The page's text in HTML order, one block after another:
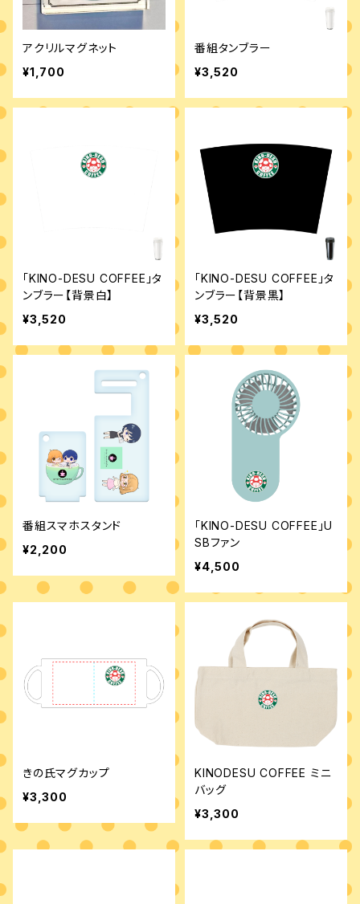
アクリルマグネット
¥1,700
番組タンブラー
¥3,520
「KINO-DESU COFFEE」タ
ンブラー【背景白】
¥3,520
「KINO-DESU COFFEE」タ
ンブラー【背景黒】
¥3,520
番組スマホスタンド
¥2,200
「KINO-DESU COFFEE」U
SBファン
¥4,500
きの氏マグカップ
¥3,300
KINODESU COFFEE ミニ
バッグ
¥3,300